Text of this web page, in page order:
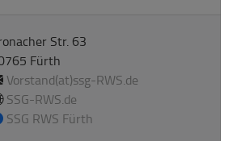
Str. 63
Fürth
Vorstand(at)ssg-RWS.de
SSG-RWS.de
SSG RWS Fürth